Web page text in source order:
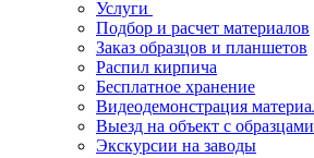
Услуги
Подбор и расчет материалов
Заказ образцов и планшетов
Распил кирпича
Бесплатное хранение
Видеодемонстрация
Выезд на объект с образцами
Экскурсии на заводы